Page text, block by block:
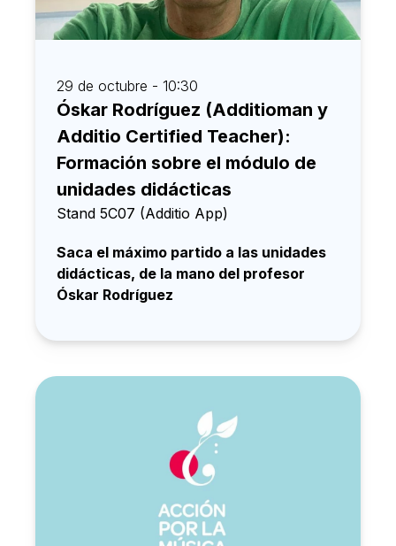
29 de octubre - 10:30
Óskar Rodríguez (Additioman y
Additio Certified Teacher):
Formación sobre el módulo de
unidades didácticas
Stand 5C07 (Additio App)
Saca el máximo partido a las unidades
didácticas, de la mano del profesor
Óskar Rodríguez